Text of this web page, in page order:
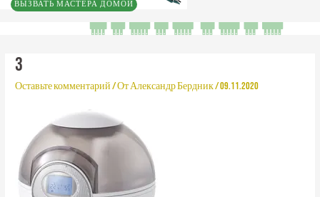
ВЫЗВАТЬ МАСТЕРА ДОМОЙ
3
Оставьте комментарий/ ОтАлександр Бердник/09.11.2020